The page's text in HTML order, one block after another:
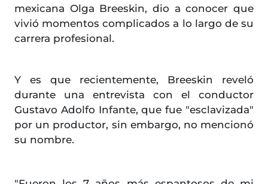
mexicana Olga Breeskin, dio a conocer que
vivió momentos complicados a lo largo de su
carrera profesional.
Y es que recientemente, Breeskin reveló
durante una entrevista con el conductor
Gustavo Adolfo Infante, que fue "esclavizada"
por un productor, sin embargo, no mencionó
su nombre.